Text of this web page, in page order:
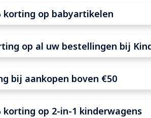
korting op babyartikelen
op al uw bestellingen bij
bij aankopen boven €50
korting op 2-in-1 kinderwagens